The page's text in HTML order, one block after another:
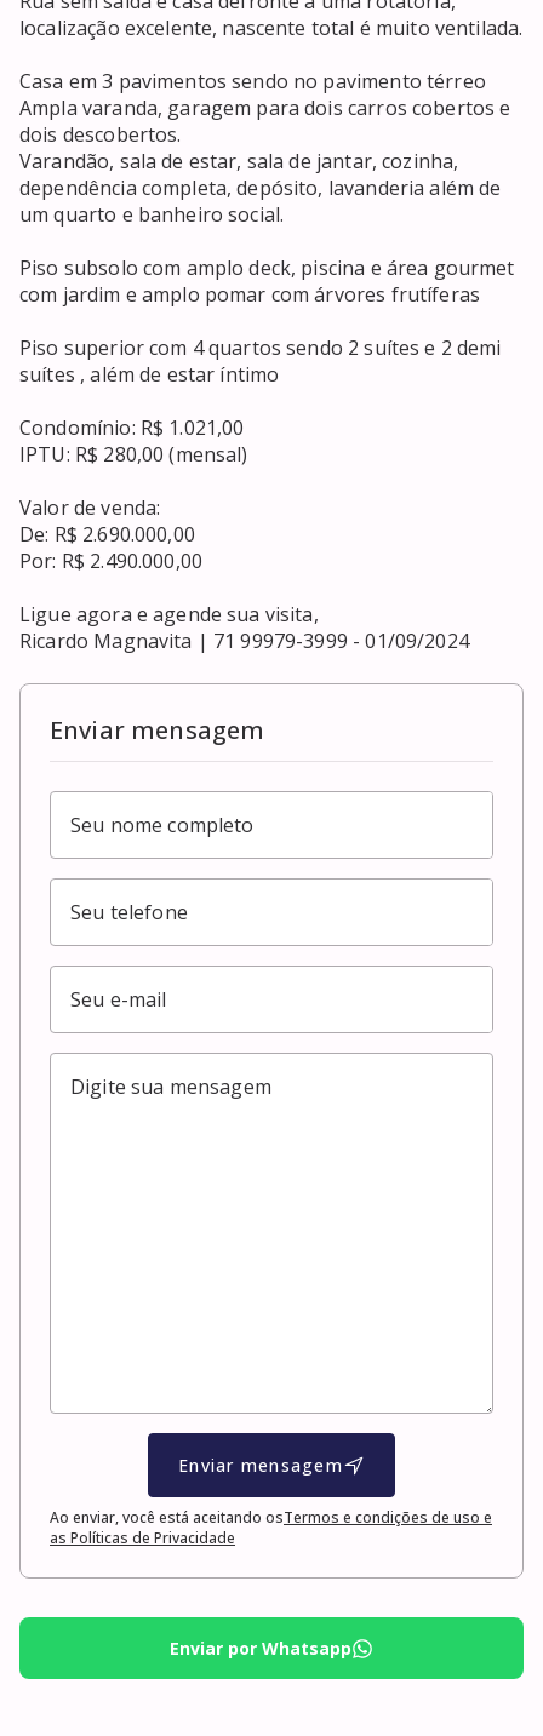
localização excelente, nascente total é muito ventilada.
Casa em 3 pavimentos sendo no pavimento térreo
Ampla varanda, garagem para dois carros cobertos e
dois descobertos.
Varandão, sala de estar, sala de jantar, cozinha,
dependência completa, depósito, lavanderia além de
um quarto e banheiro social.
Piso subsolo com amplo deck, piscina e área gourmet
com jardim e amplo pomar com árvores frutíferas
Piso superior com 4 quartos sendo 2 suítes e 2 demi
suítes , além de estar íntimo
Condomínio: R$ 1.021,00
IPTU: R$ 280,00 (mensal)
Valor de venda:
De: R$ 2.690.000,00
Por: R$ 2.490.000,00
Ligue agora e agende sua visita,
Ricardo Magnavita | 71 99979-3999 - 01/09/2024
Enviar mensagem
Enviar mensagem
Ao enviar, você está aceitando osTermos e condições de uso e
as Políticas de Privacidade
Enviar por Whatsapp